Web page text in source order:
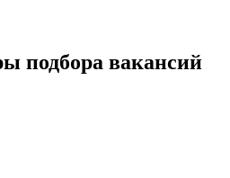
подбора вакансий